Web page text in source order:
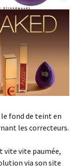
le fond de teint en
les correcteurs.
vite vite paumée,
via son site